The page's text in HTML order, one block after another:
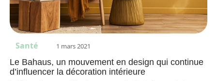
Santé 1 mars 2021
Le Bahaus, un mouvement en design qui continue
d’influencer la décoration intérieure